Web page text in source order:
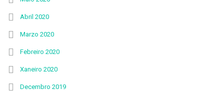
Abril 2020
Marzo 2020
Febreiro 2020
Xaneiro 2020
Decembro 2019